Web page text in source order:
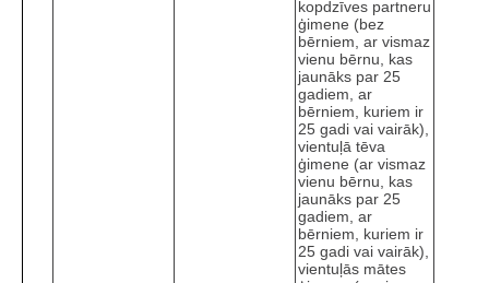
kopdzīves partneru
ģimene (bez
bērniem, ar vismaz
vienu bērnu, kas
jaunāks par 25
gadiem, ar
bērniem, kuriem ir
25 gadi vai vairāk),
vientuļā tēva
ģimene (ar vismaz
vienu bērnu, kas
jaunāks par 25
gadiem, ar
bērniem, kuriem ir
25 gadi vai vairāk),
vientuļās mātes